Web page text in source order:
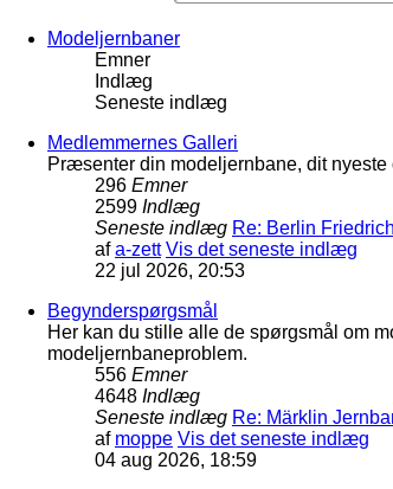
Modeljernbaner
Emner
Indlæg
Seneste indlæg
Medlemmernes Galleri
Præsenter din modeljernbane, dit
296 Emner
2599 Indlæg
Seneste indlæg Re: Berlin
afa-zett Vis det seneste indlæg
22 jul 2026, 20:53
Begynderspørgsmål
Her kan du stille alle de spørgsmål om
modeljernbaneproblem.
556 Emner
4648 Indlæg
Seneste indlæg Re: Märklin
af moppe Vis det seneste indlæg
04 aug 2026, 18:59